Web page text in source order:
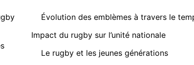
Évolution des emblèmes à travers le
Impact du rugby sur l’unité nationale
Le rugby et les jeunes générations